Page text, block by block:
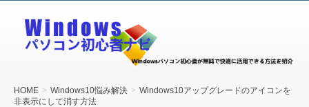
Windows
パソコン
HOME Windows10悩み解決
Windows10アップグレードのアイコンを
非表示にして消す方法